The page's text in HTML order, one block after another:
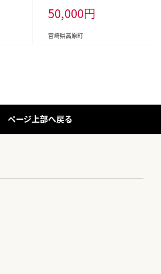
ぶ ハ
ース
ブランド牛 お肉 ステーキ 焼肉 500
00円 5万円］ TF0684-P00020
50,000円
宮崎県高原町
ページ上部へ戻る